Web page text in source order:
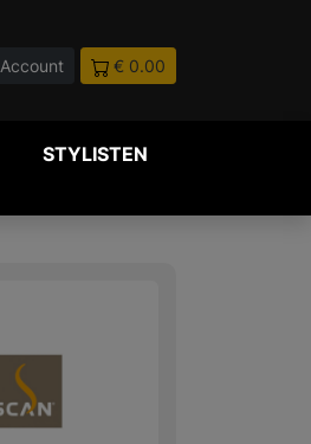
Account € 0.00
STYLISTEN